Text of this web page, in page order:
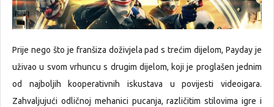
Prije nego što je franšiza doživjela pad s trećim dijelom, Payday je
uživao u svom vrhuncu s drugim dijelom, koji je proglašen jednim
od najboljih kooperativnih iskustava u povijesti videoigara.
Zahvaljujući odličnoj mehanici pucanja, različitim stilovima igre i